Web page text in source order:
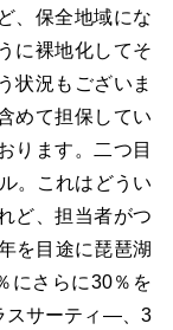
、保全地域にな
に裸地化してそ
状況もございま
めて担保してい
ります。二つ目
。これはどうい
ど、担当者がつ
を目途に琵琶湖
にさらに30％を
スサーティ―、3